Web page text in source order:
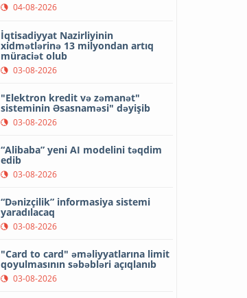
04-08-2026
İqtisadiyyat Nazirliyinin
xidmətlərinə 13 milyondan artıq
müraciət olub
03-08-2026
"Elektron kredit və zəmanət"
sisteminin Əsasnaməsi" dəyişib
03-08-2026
“Alibaba” yeni AI modelini təqdim
edib
03-08-2026
“Dənizçilik” informasiya sistemi
yaradılacaq
03-08-2026
"Card to card" əməliyyatlarına limit
qoyulmasının səbəbləri açıqlanıb
03-08-2026